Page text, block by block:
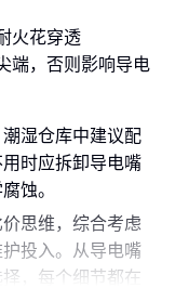
火花穿透
端，否则影响导电
湿仓库中建议配
时应拆卸导电嘴
蚀。
思维，综合考虑
投入。从导电嘴
，每个细节都在